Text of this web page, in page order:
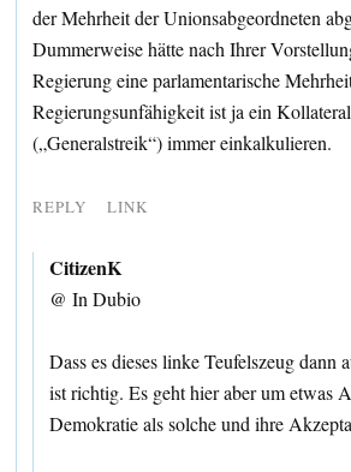
der Mehrheit der Unionsabgeordneten
Dummerweise hätte nach Ihrer
Regierung eine parlamentarische
Regierungsunfähigkeit ist ja ein
(„Generalstreik“) immer einkalkulieren.
REPLY LINK
CitizenK
@ In Dubio
Dass es dieses linke Teufelszeug dann
ist richtig. Es geht hier aber um etwas
Demokratie als solche und ihre